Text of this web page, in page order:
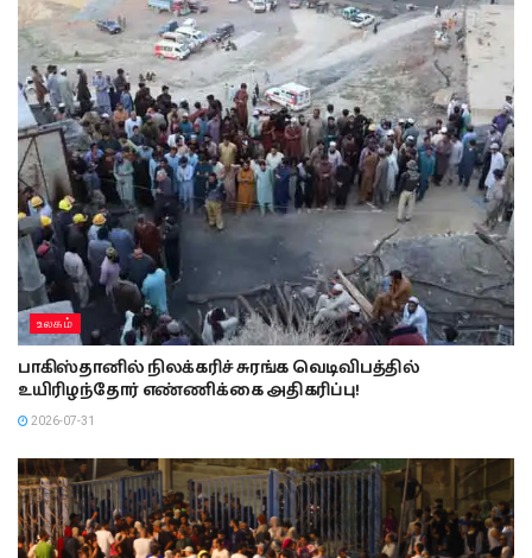
உலகம்
பாகிஸ்தானில் நிலக்கரிச் சுரங்க வெடிவிபத்தில்
உயிரிழந்தோர் எண்ணிக்கை அதிகரிப்பு!
2026-07-31